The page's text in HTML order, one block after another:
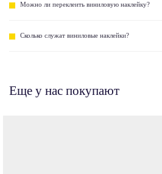
Можно ли переклеить виниловую наклейку?
Сколько служат виниловые наклейки?
Еще у нас покупают